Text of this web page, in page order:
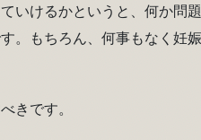
いけるかというと、何か問
。もちろん、何事もなく妊
きです。